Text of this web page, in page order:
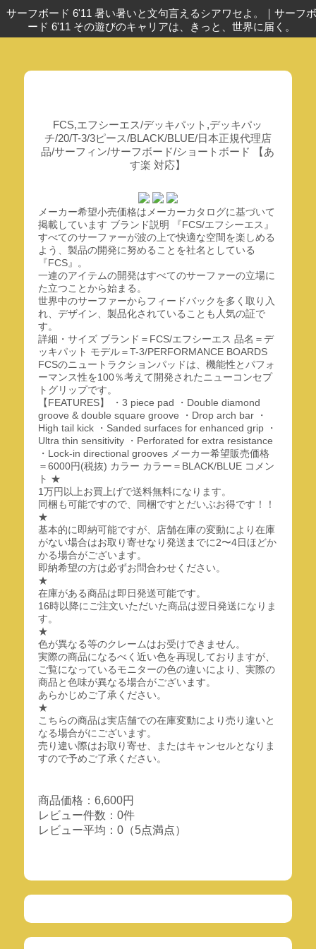
サーフボード 6'11 暑い暑いと文句言えるシアワセよ。 ｜ サーフボ
ード 6'11 その遊びのキャリアは、きっと、世界に届く。
FCS,エフシーエス/デッキパット,デッキパッ
チ/20/T-3/3ピース/BLACK/BLUE/日本正規代理店
品/サーフィン/サーフボード/ショートボード 【あ
す楽 対応】
メーカー希望小売価格はメーカーカタログに基づいて
掲載しています ブランド説明 『FCS/エフシーエス』
すべてのサーファーが波の上で快適な空間を楽しめる
よう、製品の開発に努めることを社名としている
『FCS』。
一連のアイテムの開発はすべてのサーファーの立場に
た立つことから始まる。
世界中のサーファーからフィードバックを多く取り入
れ、デザイン、製品化されていることも人気の証で
す。
詳細・サイズ ブランド＝FCS/エフシーエス 品名＝デ
ッキパット モデル＝T-3/PERFORMANCE BOARDS
FCSのニュートラクションパッドは、機能性とパフォ
ーマンス性を100％考えて開発されたニューコンセプ
トグリップです。
【FEATURES】 ・3 piece pad ・Double diamond
groove & double square groove ・Drop arch bar ・
High tail kick ・Sanded surfaces for enhanced grip ・
Ultra thin sensitivity ・Perforated for extra resistance
・Lock-in directional grooves メーカー希望販売価格
＝6000円(税抜) カラー カラー＝BLACK/BLUE コメン
ト ★
1万円以上お買上げで送料無料になります。
同梱も可能ですので、同梱ですとだいぶお得です！！
★
基本的に即納可能ですが、店舗在庫の変動により在庫
がない場合はお取り寄せなり発送までに2〜4日ほどか
かる場合がございます。
即納希望の方は必ずお問合わせください。
★
在庫がある商品は即日発送可能です。
16時以降にご注文いただいた商品は翌日発送になりま
す。
★
色が異なる等のクレームはお受けできません。
実際の商品になるべく近い色を再現しておりますが、
ご覧になっているモニターの色の違いにより、実際の
商品と色味が異なる場合がございます。
あらかじめご了承ください。
★
こちらの商品は実店舗での在庫変動により売り違いと
なる場合がにございます。
売り違い際はお取り寄せ、またはキャンセルとなりま
すので予めご了承ください。
商品価格：6,600円
レビュー件数：0件
レビュー平均：0（5点満点）